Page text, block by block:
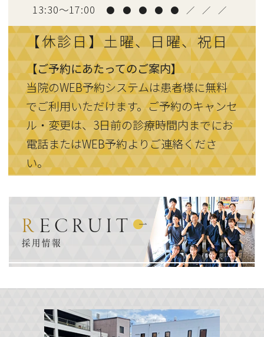
13:30〜17:00 ● ● ● ● ● ／ ／ ／
【休診日】土曜、日曜、祝日
【ご予約にあたってのご案内】
当院のWEB予約システムは患者様に無料
でご利用いただけます。ご予約のキャンセ
ル・変更は、3日前の診療時間内までにお
電話またはWEB予約よりご連絡くださ
い。
RECRUIT
採用情報